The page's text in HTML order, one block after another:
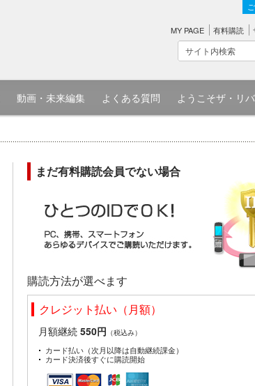
MY PAGE 有料購読
動画・未来編集 よくある質問 ようこそザ・リ
まだ有料購読会員でない場合
購読方法が選べます
クレジット払い（月額）
月額継続 550円 （税込み）
カード払い（次月以降は自動継続課金）
カード決済後すぐに購読開始